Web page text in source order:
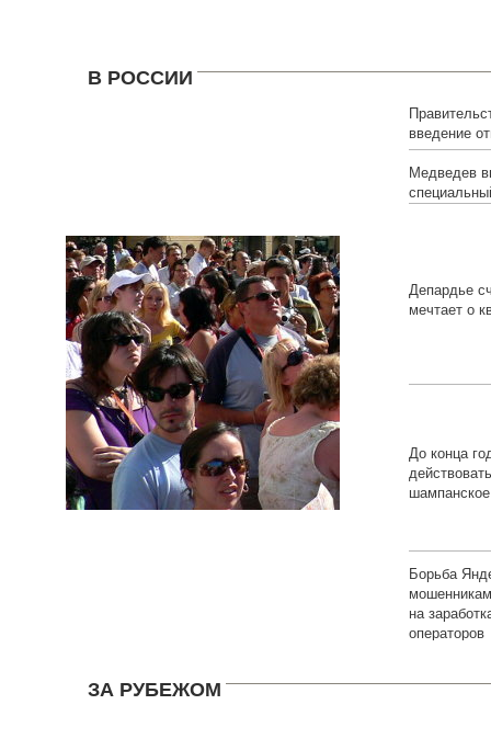
В РОССИИ
введение
Медведев
Депардье
мечтает о
До конца
шампанское
Борьба
на
операторов
ЗА РУБЕЖОМ